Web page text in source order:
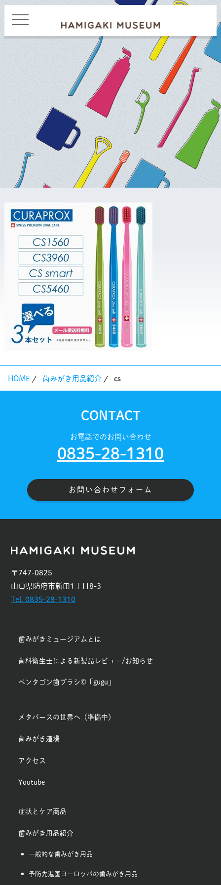
HOME 歯みがき用品紹介 cs
CONTACT
お電話でのお問い合わせ
0835-28-1310
お問い合わせフォーム
〒747-0825
山口県防府市新田1丁目8-3
Tel. 0835-28-1310
歯みがきミュージアムとは
歯科衛生士による新製品レビュー/お知らせ
ペンタゴン歯ブラシ©「gugu」
メタバースの世界へ（準備中）
歯みがき道場
アクセス
Youtube
症状とケア商品
歯みがき用品紹介
一般的な歯みがき用品
予防先進国ヨーロッパの歯みがき用品